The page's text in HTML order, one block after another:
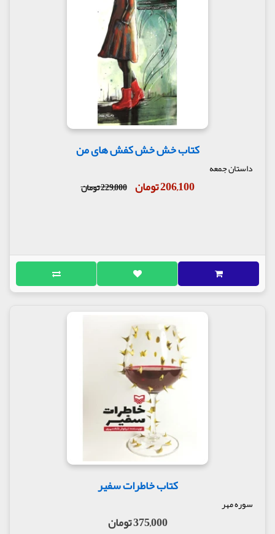
کتاب خش خش کفش های من
داستان جمعه
206,100 تومان 229,000 تومان
کتاب خاطرات سفیر
سوره مهر
375,000 تومان